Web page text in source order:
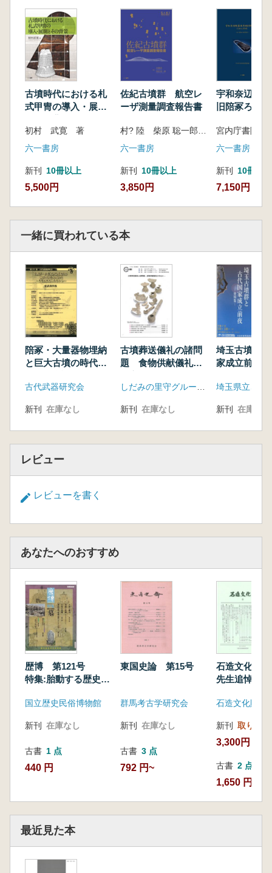
古墳時代における札
式甲冑の導入・展開
初村 武寛 著
六一書房
新刊 10冊以上
5,500円
佐紀古墳群 航空レ
ーザ測量調査報告書
村? 陸 柴原 聡一郎 著
六一書房
新刊 10冊以上
3,850円
宇和奈辺陵
旧陪冢ろ号(
報告
六一書房
新刊 10冊以上
7,150円
一緒に買われている本
陪冢・大量器物埋納
と巨大古墳の時代
る
古代武器研究会
新刊 在庫なし
古墳葬送儀礼の諸問
題 食物供献儀礼を
新刊 在庫なし
埼玉古墳群
家成立前夜
新刊 在庫なし
レビュー
レビューを書く
あなたへのおすすめ
歴博 第121号
特集:胎動する歴史
国立歴史民俗博物館
新刊 在庫なし
古書 1 点
440 円
東国史論 第15号
群馬考古学研究会
新刊 在庫なし
古書 3 点
792 円~
石造文化財
先生追悼号
石造文化財調
新刊 取り寄せ
3,300円
古書 2 点
1,650 円~
最近見た本